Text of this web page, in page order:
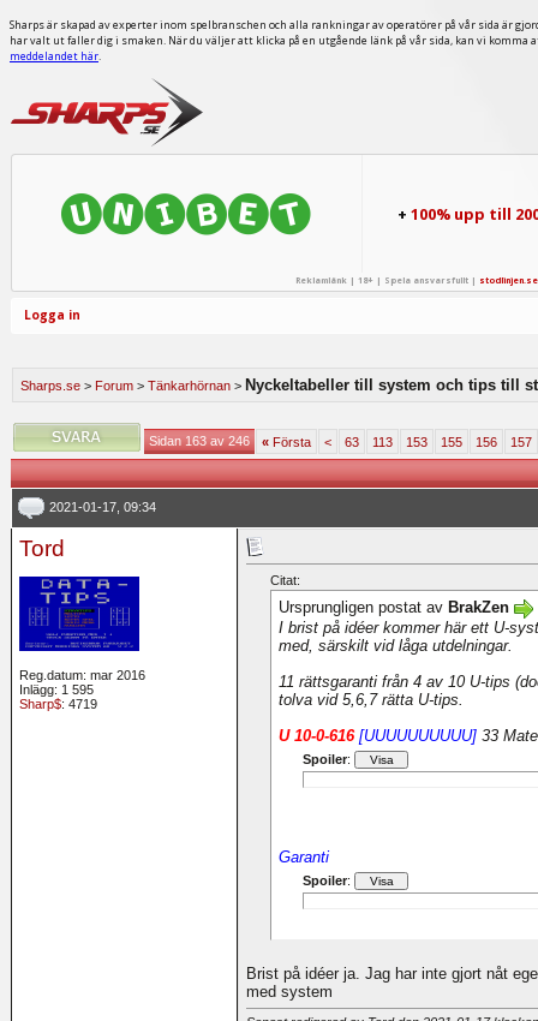
Sharps är skapad av experter inom spelbranschen och alla rankningar av operatörer på vår sida är
har valt ut faller dig i smaken. När du väljer att klicka på en utgående länk på vår sida, kan vi
meddelandet här.
+100% upp till
Reklamlänk | 18+ | Spela ansvarsfullt | stodlinjen.se
Logga in
Sharps.se > Forum > Tänkarhörnan > Nyckeltabeller till system och tips till
Sidan 163 av 246 «Första < 63 113 153 155 156 157
2021-01-17, 09:34
Tord
Reg.datum: mar 2016
Inlägg: 1 595
Sharp$: 4719
Citat:
Ursprungligen postat av BrakZen
I brist på idéer kommer här ett U-
med, särskilt vid låga utdelningar.
11 rättsgaranti från 4 av 10 U-tips
tolva vid 5,6,7 rätta U-tips.
U 10-0-616 [UUUUUUUUUU] 33
Spoiler:
Garanti
Spoiler:
Brist på idéer ja. Jag har inte gjort nåt
med system